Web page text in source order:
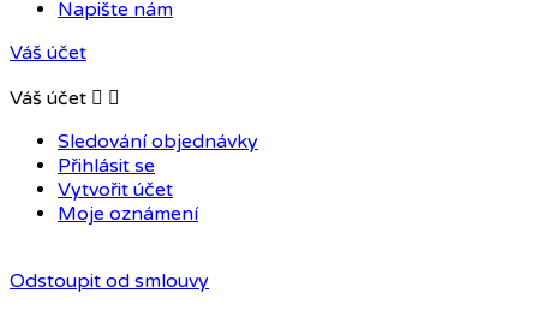
Napište nám
Váš účet
Váš účet  
Sledování objednávky
Přihlásit se
Vytvořit účet
Moje oznámení
Odstoupit od smlouvy